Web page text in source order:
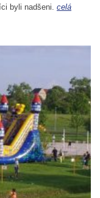
byli nadšeni. celá